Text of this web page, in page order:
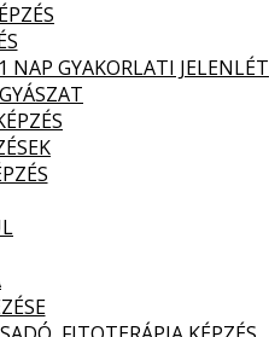
GYAKORLATI JELENLÉT